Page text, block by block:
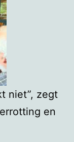
niet”, zegt
en